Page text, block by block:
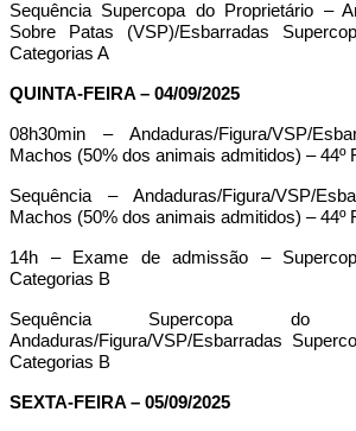
Sequência Supercopa do Proprietário –
Sobre Patas (VSP)/Esbarradas
Categorias A
QUINTA-FEIRA – 04/09/2025
08h30min – Andaduras/Figura/VSP/
Machos (50% dos animais admitidos) – 44º
Sequência – Andaduras/Figura/VSP/
Machos (50% dos animais admitidos) – 44º
14h – Exame de admissão –
Categorias B
Sequência Supercopa do
Andaduras/Figura/VSP/Esbarradas
Categorias B
SEXTA-FEIRA – 05/09/2025